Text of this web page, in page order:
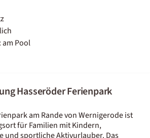
am Pool
Hasseröder Ferienpark
am Rande von Wernigerode ist
für Familien mit Kindern,
und sportliche Aktivurlauber. Das